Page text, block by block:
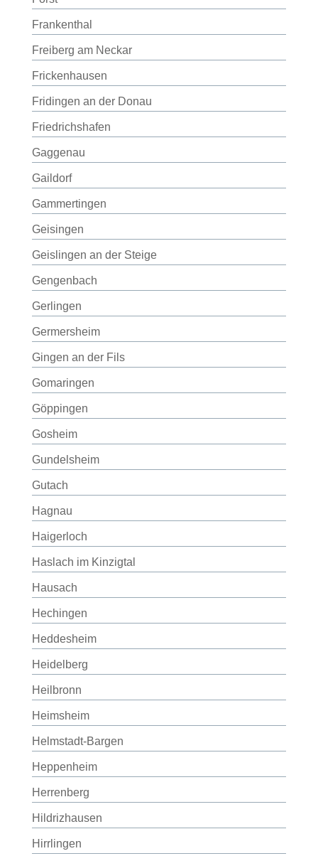
Frankenthal
Freiberg am Neckar
Frickenhausen
Fridingen an der Donau
Friedrichshafen
Gaggenau
Gaildorf
Gammertingen
Geisingen
Geislingen an der Steige
Gengenbach
Gerlingen
Germersheim
Gingen an der Fils
Gomaringen
Göppingen
Gosheim
Gundelsheim
Gutach
Hagnau
Haigerloch
Haslach im Kinzigtal
Hausach
Hechingen
Heddesheim
Heidelberg
Heilbronn
Heimsheim
Helmstadt-Bargen
Heppenheim
Herrenberg
Hildrizhausen
Hirrlingen